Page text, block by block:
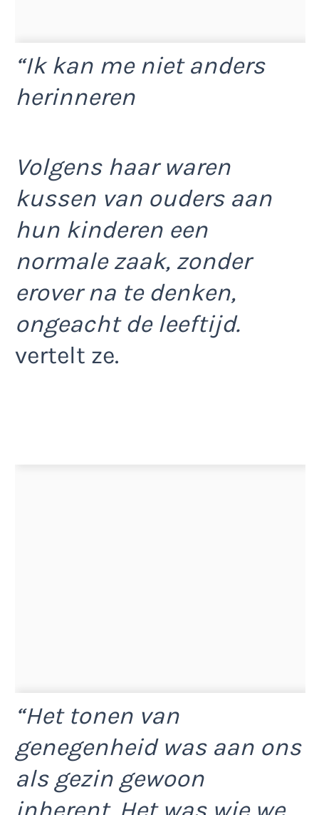
“Ik kan me niet anders
herinneren
Volgens haar waren
kussen van ouders aan
hun kinderen een
normale zaak, zonder
erover na te denken,
ongeacht de leeftijd.
vertelt ze.
“Het tonen van
genegenheid was aan ons
als gezin gewoon